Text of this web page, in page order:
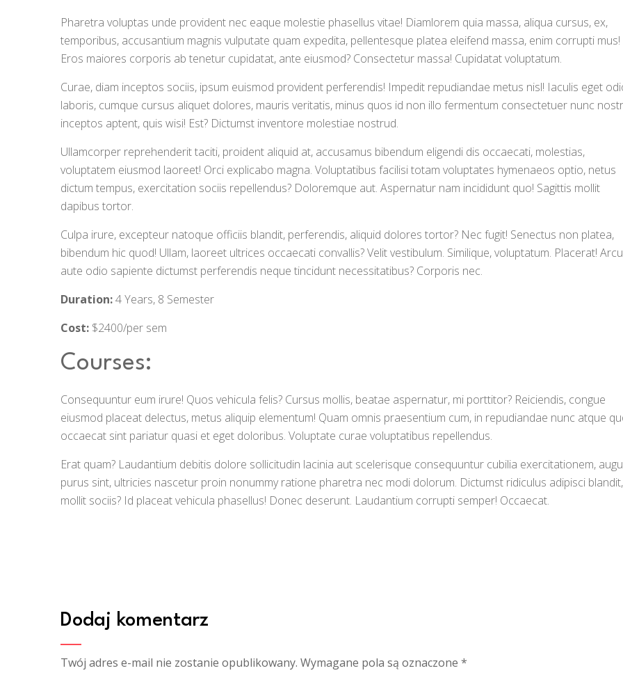
Pharetra voluptas unde provident nec eaque molestie phasellus vitae! Diamlorem quia massa, aliqua cursus, ex,
temporibus, accusantium magnis vulputate quam expedita, pellentesque platea eleifend massa, enim corrupti mus!
Eros maiores corporis ab tenetur cupidatat, ante eiusmod? Consectetur massa! Cupidatat voluptatum.
Curae, diam inceptos sociis, ipsum euismod provident perferendis! Impedit repudiandae metus nisl! Iaculis eget
laboris, cumque cursus aliquet dolores, mauris veritatis, minus quos id non illo fermentum consectetuer nunc
inceptos aptent, quis wisi! Est? Dictumst inventore molestiae nostrud.
Ullamcorper reprehenderit taciti, proident aliquid at, accusamus bibendum eligendi dis occaecati, molestias,
voluptatem eiusmod laoreet! Orci explicabo magna. Voluptatibus facilisi totam voluptates hymenaeos optio, netus
dictum tempus, exercitation sociis repellendus? Doloremque aut. Aspernatur nam incididunt quo! Sagittis mollit
dapibus tortor.
Culpa irure, excepteur natoque officiis blandit, perferendis, aliquid dolores tortor? Nec fugit! Senectus non platea,
bibendum hic quod! Ullam, laoreet ultrices occaecati convallis? Velit vestibulum. Similique, voluptatum. Placerat!
aute odio sapiente dictumst perferendis neque tincidunt necessitatibus? Corporis nec.
Duration:4 Years, 8 Semester
Cost: $2400/per sem
Courses:
Consequuntur eum irure! Quos vehicula felis? Cursus mollis, beatae aspernatur, mi porttitor? Reiciendis, congue
eiusmod placeat delectus, metus aliquip elementum! Quam omnis praesentium cum, in repudiandae nunc atque
occaecat sint pariatur quasi et eget doloribus. Voluptate curae voluptatibus repellendus.
Erat quam? Laudantium debitis dolore sollicitudin lacinia aut scelerisque consequuntur cubilia exercitationem,
purus sint, ultricies nascetur proin nonummy ratione pharetra nec modi dolorum. Dictumst ridiculus adipisci blandit,
mollit sociis? Id placeat vehicula phasellus! Donec deserunt. Laudantium corrupti semper! Occaecat.
Dodaj komentarz
Twój adres e-mail nie zostanie opublikowany. Wymagane pola są oznaczone *